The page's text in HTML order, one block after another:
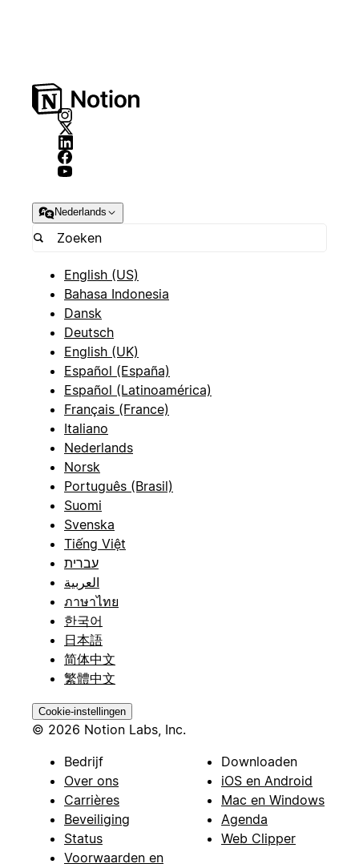
Nederlands
English (US)
Bahasa Indonesia
Dansk
Deutsch
English (UK)
Español (España)
Español (Latinoamérica)
Français (France)
Italiano
Nederlands
Norsk
Português (Brasil)
Suomi
Svenska
Tiếng Việt
עברית
العربية
ภาษาไทย
한국어
日本語
简体中文
繁體中文
Cookie-instellingen
© 2026 Notion Labs, Inc.
Bedrijf
Over ons
Carrières
Beveiliging
Status
Voorwaarden en
Downloaden
iOS en Android
Mac en Windows
Agenda
Web Clipper